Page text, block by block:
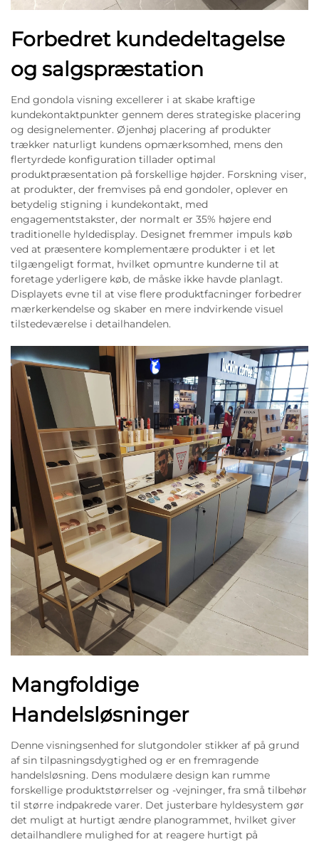
Forbedret kundedeltagelse
og salgspræstation
End gondola visning excellerer i at skabe kraftige
kundekontaktpunkter gennem deres strategiske placering
og designelementer. Øjenhøj placering af produkter
trækker naturligt kundens opmærksomhed, mens den
flertyrdede konfiguration tillader optimal
produktpræsentation på forskellige højder. Forskning viser,
at produkter, der fremvises på end gondoler, oplever en
betydelig stigning i kundekontakt, med
engagementstakster, der normalt er 35% højere end
traditionelle hyldedisplay. Designet fremmer impuls køb
ved at præsentere komplementære produkter i et let
tilgængeligt format, hvilket opmuntre kunderne til at
foretage yderligere køb, de måske ikke havde planlagt.
Displayets evne til at vise flere produktfacninger forbedrer
mærkerkendelse og skaber en mere indvirkende visuel
tilstedeværelse i detailhandelen.
Mangfoldige
Handelsløsninger
Denne visningsenhed for slutgondoler stikker af på grund
af sin tilpasningsdygtighed og er en fremragende
handelsløsning. Dens modulære design kan rumme
forskellige produktstørrelser og -vejninger, fra små tilbehør
til større indpakrede varer. Det justerbare hyldesystem gør
det muligt at hurtigt ændre planogrammet, hvilket giver
detailhandlere mulighed for at reagere hurtigt på